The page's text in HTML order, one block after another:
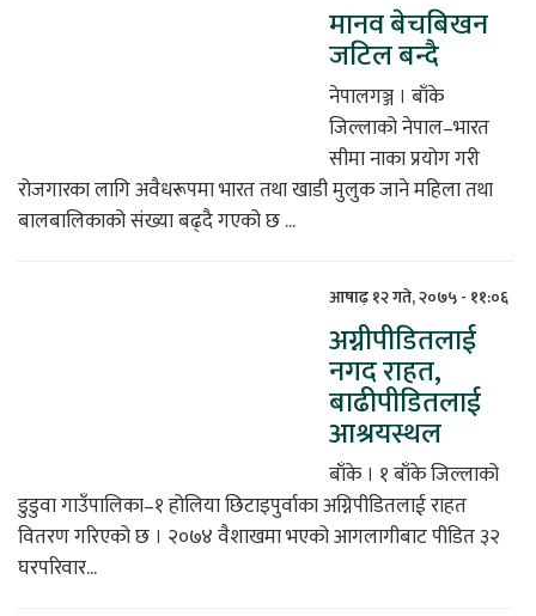
मानव बेचबिखन
जटिल बन्दै
नेपालगञ्ज । बाँके
जिल्लाको नेपाल–भारत
सीमा नाका प्रयोग गरी
रोजगारका लागि अवैधरूपमा भारत तथा खाडी मुलुक जाने महिला तथा
बालबालिकाको संख्या बढ्दै गएको छ ...
आषाढ़ १२ गते, २०७५ - ११:०६
अग्नीपीडितलाई
नगद राहत,
बाढीपीडितलाई
आश्रयस्थल
बाँके । १ बाँके जिल्लाको
डुडुवा गाउँपालिका–१ होलिया छिटाइपुर्वाका अग्निपीडितलाई राहत
वितरण गरिएको छ । २०७४ वैशाखमा भएको आगलागीबाट पीडित ३२
घरपरिवार...